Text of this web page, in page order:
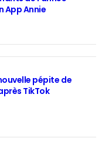
App Annie
pépite de
TikTok